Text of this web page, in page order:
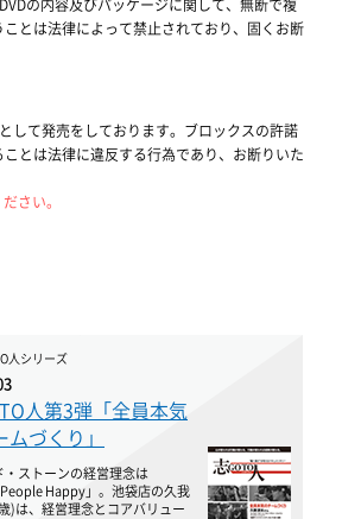
の内容及びパッケージに関して、無断で複
とは法律によって禁止されており、固くお断
して発売をしております。ブロックスの許諾
とは法律に違反する行為であり、お断りいた
さい。
人シリーズ
人第3弾「全員本気
ムづくり」
・ストーンの経営理念は
Happy」。池袋店の久我
)は、経営理念とコアバリュー